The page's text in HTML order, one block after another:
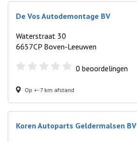
De Vos Autodemontage BV
Waterstraat 30
6657CP Boven-Leeuwen
0 beoordelingen
Op +- 7 km afstand
Koren Autoparts Geldermalsen BV